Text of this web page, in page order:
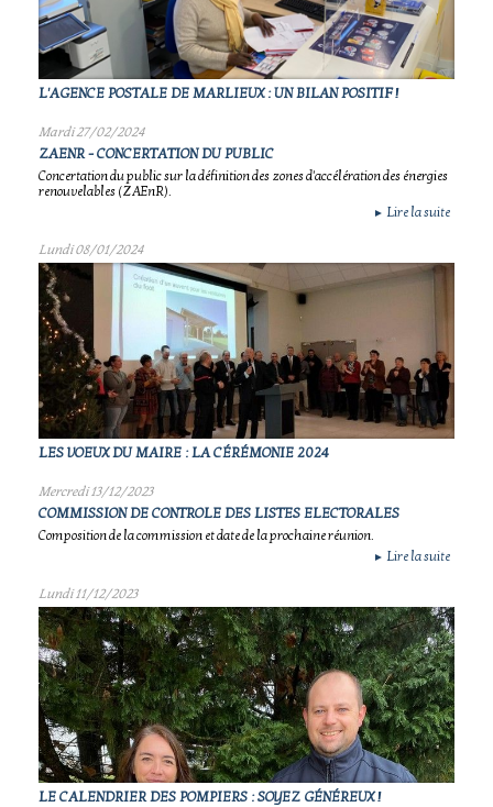
L'AGENCE POSTALE DE MARLIEUX : UN BILAN POSITIF !
Mardi 27/02/2024
ZAENR - CONCERTATION DU PUBLIC
Concertation du public sur la définition des zones d'accélération des énergies
renouvelables (ZAEnR).
► Lire la suite
Lundi 08/01/2024
LES VOEUX DU MAIRE : LA CÉRÉMONIE 2024
Mercredi 13/12/2023
COMMISSION DE CONTROLE DES LISTES ELECTORALES
Composition de la commission et date de la prochaine réunion.
► Lire la suite
Lundi 11/12/2023
LE CALENDRIER DES POMPIERS : SOYEZ GÉNÉREUX !